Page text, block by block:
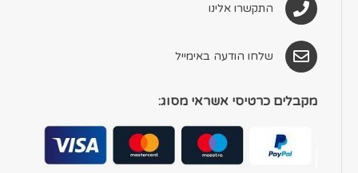
התקשרו אלינו
שלחו הודעה באימייל
מקבלים כרטיסי אשראי מסוג: